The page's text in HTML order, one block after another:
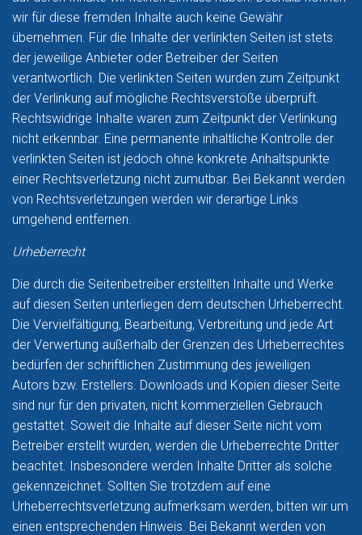
wir für diese fremden Inhalte auch keine Gewähr
übernehmen. Für die Inhalte der verlinkten Seiten ist stets
der jeweilige Anbieter oder Betreiber der Seiten
verantwortlich. Die verlinkten Seiten wurden zum Zeitpunkt
der Verlinkung auf mögliche Rechtsverstöße überprüft.
Rechtswidrige Inhalte waren zum Zeitpunkt der Verlinkung
nicht erkennbar. Eine permanente inhaltliche Kontrolle der
verlinkten Seiten ist jedoch ohne konkrete Anhaltspunkte
einer Rechtsverletzung nicht zumutbar. Bei Bekannt werden
von Rechtsverletzungen werden wir derartige Links
umgehend entfernen.
Urheberrecht
Die durch die Seitenbetreiber erstellten Inhalte und Werke
auf diesen Seiten unterliegen dem deutschen Urheberrecht.
Die Vervielfältigung, Bearbeitung, Verbreitung und jede Art
der Verwertung außerhalb der Grenzen des Urheberrechtes
bedürfen der schriftlichen Zustimmung des jeweiligen
Autors bzw. Erstellers. Downloads und Kopien dieser Seite
sind nur für den privaten, nicht kommerziellen Gebrauch
gestattet. Soweit die Inhalte auf dieser Seite nicht vom
Betreiber erstellt wurden, werden die Urheberrechte Dritter
beachtet. Insbesondere werden Inhalte Dritter als solche
gekennzeichnet. Sollten Sie trotzdem auf eine
Urheberrechtsverletzung aufmerksam werden, bitten wir um
einen entsprechenden Hinweis. Bei Bekannt werden von